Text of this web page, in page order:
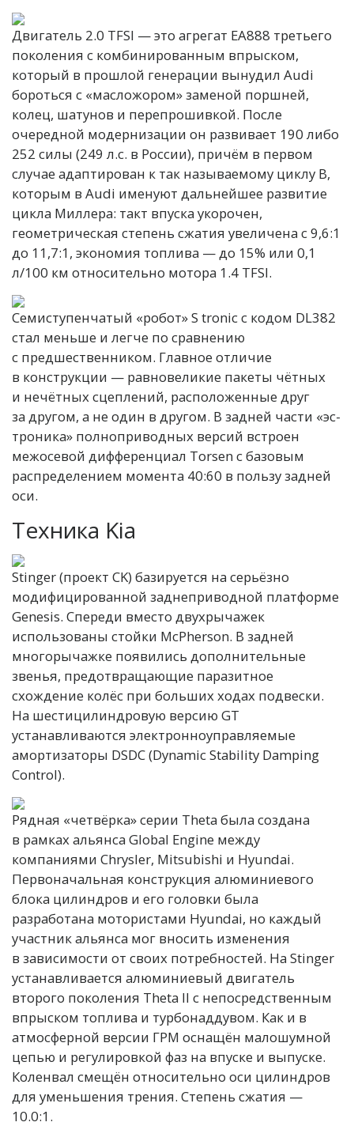
Двигатель 2.0 TFSI — это агрегат ЕА888 третьего
поколения с комбинированным впрыском,
который в прошлой генерации вынудил Audi
бороться с «масложором» заменой поршней,
колец, шатунов и перепрошивкой. После
очередной модернизации он развивает 190 либо
252 силы (249 л.с. в России), причём в первом
случае адаптирован к так называемому циклу В,
которым в Audi именуют дальнейшее развитие
цикла Миллера: такт впуска укорочен,
геометрическая степень сжатия увеличена с 9,6:1
до 11,7:1, экономия топлива — до 15% или 0,1
л/100 км относительно мотора 1.4 TFSI.
Семиступенчатый «робот» S tronic с кодом DL382
стал меньше и легче по сравнению
с предшественником. Главное отличие
в конструкции — равновеликие пакеты чётных
и нечётных сцеплений, расположенные друг
за другом, а не один в другом. В задней части «эс-
троника» полноприводных версий встроен
межосевой дифференциал Torsen c базовым
распределением момента 40:60 в пользу задней
оси.
Техника Kia
Stinger (проект CK) базируется на серьёзно
модифицированной заднеприводной платформе
Genesis. Спереди вместо двухрычажек
использованы стойки McPherson. В задней
многорычажке появились дополнительные
звенья, предотвращающие паразитное
схождение колёс при больших ходах подвески.
На шестицилиндровую версию GT
устанавливаются электронноуправляемые
амортизаторы DSDC (Dynamic Stability Damping
Control).
Рядная «четвёрка» серии Theta была создана
в рамках альянса Global Engine между
компаниями Chrysler, Mitsubishi и Hyundai.
Первоначальная конструкция алюминиевого
блока цилиндров и его головки была
разработана мотористами Hyundai, но каждый
участник альянса мог вносить изменения
в зависимости от своих потребностей. На Stinger
устанавливается алюминиевый двигатель
второго поколения Theta II с непосредственным
впрыском топлива и турбонаддувом. Как и в
атмосферной версии ГРМ оснащён малошумной
цепью и регулировкой фаз на впуске и выпуске.
Коленвал смещён относительно оси цилиндров
для уменьшения трения. Степень сжатия —
10.0:1.